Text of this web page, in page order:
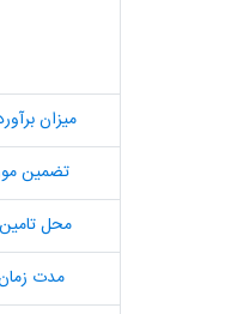
میزان
تضمین
محل تامین
مدت